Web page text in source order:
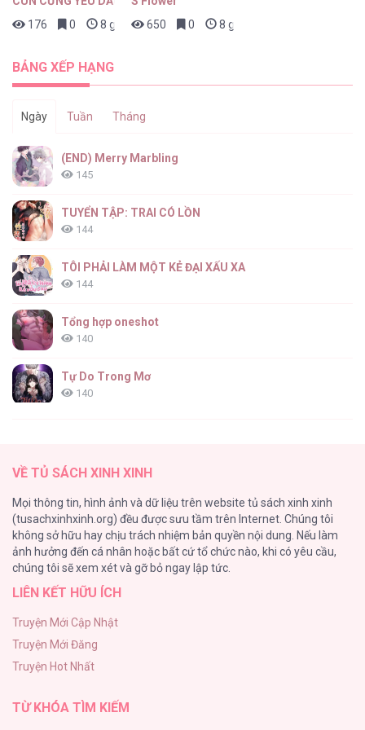
Tuyển Tập Xúc Tu [...] – Chap 44
Tuyển Tập Xúc Tu [...] – Chap 40
176
0 8 giờ trước650
0 8 giờ trước
BẢNG XẾP HẠNG
Ngày Tuần Tháng
(END) Merry Marbling
145
TUYỂN TẬP: TRAI CÓ LỒN
144
TÔI PHẢI LÀM MỘT KẺ ĐẠI XẤU XA
144
Tổng hợp oneshot
140
Tự Do Trong Mơ
140
102
Nguyện Ước Vô Vọng Của Ma Nữ
101
Đầm Sen Héo Úa
Phạm Luật
88
VỀ TỦ SÁCH XINH XINH
Mọi thông tin, hình ảnh và dữ liệu trên website tủ sách xinh xinh
(tusachxinhxinh.org) đều được sưu tầm trên Internet. Chúng tôi
không sở hữu hay chịu trách nhiệm bản quyền nội dung. Nếu làm
ảnh hưởng đến cá nhân hoặc bất cứ tổ chức nào, khi có yêu cầu,
chúng tôi sẽ xem xét và gỡ bỏ ngay lập tức.
LIÊN KẾT HỮU ÍCH
Truyện Mới Cập Nhật
Truyện Mới Đăng
Truyện Hot Nhất
TỪ KHÓA TÌM KIẾM